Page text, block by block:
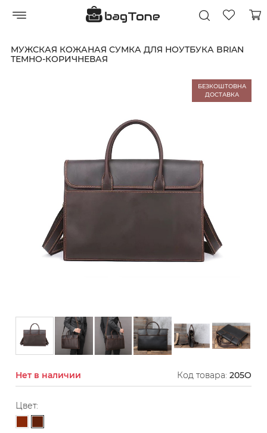
МУЖСКАЯ КОЖАНАЯ СУМКА ДЛЯ НОУТБУКА BRIAN
ТЕМНО-КОРИЧНЕВАЯ
БЕЗКОШТОВНА
ДОСТАВКА
Нет в наличии Код товара: 205O
Цвет: